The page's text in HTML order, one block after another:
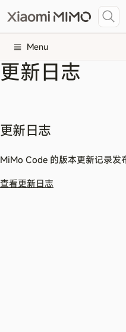
Menu
更新日志
更新日志
MiMo Code 的版本更新记录发
查看更新日志